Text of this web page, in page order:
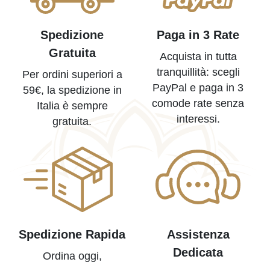
Spedizione
Gratuita
Per ordini superiori a
59€, la spedizione in
Italia è sempre
gratuita.
Paga in 3 Rate
Acquista in tutta
tranquillità: scegli
PayPal e paga in 3
comode rate senza
interessi.
Spedizione Rapida
Ordina oggi,
Assistenza
Dedicata